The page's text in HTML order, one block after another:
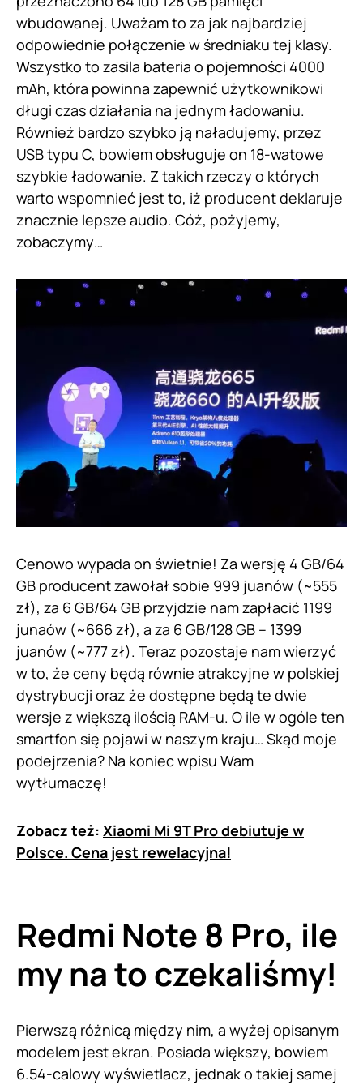
wbudowanej. Uważam to za jak najbardziej
odpowiednie połączenie w średniaku tej klasy.
Wszystko to zasila bateria o pojemności 4000
mAh, która powinna zapewnić użytkownikowi
długi czas działania na jednym ładowaniu.
Również bardzo szybko ją naładujemy, przez
USB typu C, bowiem obsługuje on 18-watowe
szybkie ładowanie. Z takich rzeczy o których
warto wspomnieć jest to, iż producent deklaruje
znacznie lepsze audio. Cóż, pożyjemy,
zobaczymy…
Cenowo wypada on świetnie! Za wersję 4 GB/64
GB producent zawołał sobie 999 juanów (~555
zł), za 6 GB/64 GB przyjdzie nam zapłacić 1199
junaów (~666 zł), a za 6 GB/128 GB – 1399
juanów (~777 zł). Teraz pozostaje nam wierzyć
w to, że ceny będą równie atrakcyjne w polskiej
dystrybucji oraz że dostępne będą te dwie
wersje z większą ilością RAM-u. O ile w ogóle ten
smartfon się pojawi w naszym kraju… Skąd moje
podejrzenia? Na koniec wpisu Wam
wytłumaczę!
Zobacz też: Xiaomi Mi 9T Pro debiutuje w
Polsce. Cena jest rewelacyjna!
Redmi Note 8 Pro, ile
my na to czekaliśmy!
Pierwszą różnicą między nim, a wyżej opisanym
modelem jest ekran. Posiada większy, bowiem
6.54-calowy wyświetlacz, jednak o takiej samej